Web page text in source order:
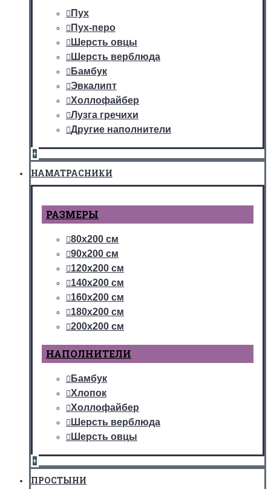
Пух
Пух-перо
Шерсть овцы
Шерсть верблюда
Бамбук
Эвкалипт
Холлофайбер
Лузга гречихи
Другие наполнители
+
НАМАТРАСНИКИ
РАЗМЕРЫ
80х200 см
90х200 см
120х200 см
140х200 см
160х200 см
180х200 см
200х200 см
НАПОЛНИТЕЛИ
Бамбук
Хлопок
Холлофайбер
Шерсть верблюда
Шерсть овцы
+
ПРОСТЫНИ